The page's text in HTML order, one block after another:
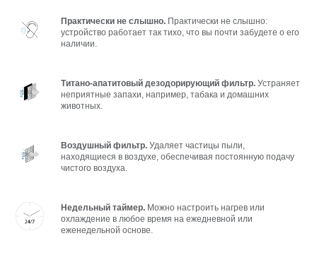
Практически не слышно. Практически не слышно:
устройство работает так тихо, что вы почти забудете о его
наличии.
Титано-апатитовый дезодорирующий фильтр.Устраняет
неприятные запахи, например, табака и домашних
животных.
Воздушный фильтр.Удаляет частицы пыли,
находящиеся в воздухе, обеспечивая постоянную подачу
чистого воздуха.
Недельный таймер. Можно настроить нагрев или
охлаждение в любое время на ежедневной или
еженедельной основе.